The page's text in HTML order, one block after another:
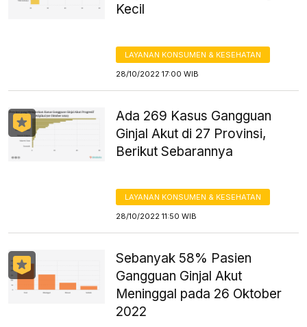
Kecil
LAYANAN KONSUMEN & KESEHATAN
28/10/2022 17:00 WIB
Ada 269 Kasus Gangguan
Ginjal Akut di 27 Provinsi,
Berikut Sebarannya
LAYANAN KONSUMEN & KESEHATAN
28/10/2022 11:50 WIB
Sebanyak 58% Pasien
Gangguan Ginjal Akut
Meninggal pada 26 Oktober
2022